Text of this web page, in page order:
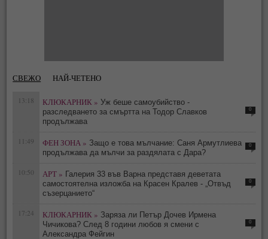
СВЕЖО НАЙ-ЧЕТЕНО
13:18 КЛЮКАРНИК » Уж беше самоубийство -
разследването за смъртта на Тодор Славков
продължава
0
11:49 ФЕН ЗОНА » Защо е това мълчание: Саня Армутлиева
продължава да мълчи за раздялата с Дара?
0
10:50 АРТ » Галерия 33 във Варна представя деветата
самостоятелна изложба на Красен Кралев - „Отвъд
съзерцанието“
0
17:24 КЛЮКАРНИК » Заряза ли Петър Дочев Ирмена
Чичикова? След 8 години любов я смени с
Александра Фейгин
0